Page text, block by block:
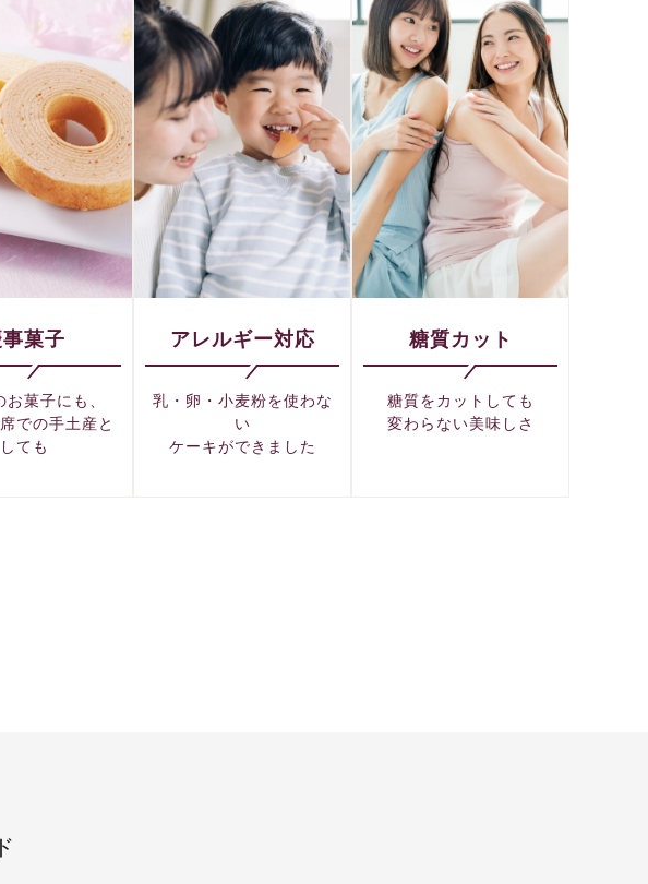
菓子
菓子にも、
での手土産と
しても
アレルギー対応
乳・卵・小麦粉を使わな
い
ケーキができました
糖質カット
糖質をカットしても
変わらない美味しさ